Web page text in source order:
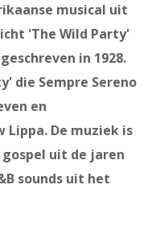
musical uit
'The Wild Party'
in 1928.
die Sempre Sereno
en
Lippa. De muziek is
uit de jaren
sounds uit het